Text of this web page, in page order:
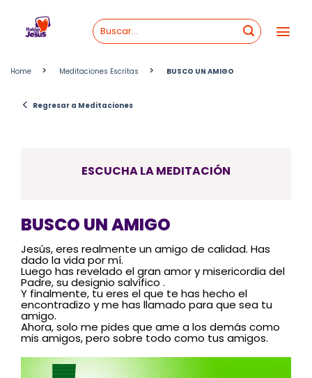
content
Home > Meditaciones Escritas > BUSCO UN AMIGO
< Regresar a Meditaciones
ESCUCHA LA MEDITACIÓN
BUSCO UN AMIGO
Jesús, eres realmente un amigo de calidad. Has
dado la vida por mí.
Luego has revelado el gran amor y misericordia del
Padre, su designio salvífico .
Y finalmente, tu eres el que te has hecho el
encontradizo y me has llamado para que sea tu
amigo.
Ahora, solo me pides que ame a los demás como
mis amigos, pero sobre todo como tus amigos.